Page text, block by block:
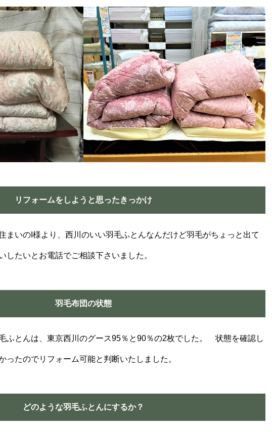
リフォームをしようと思ったきっかけ
まいのI様より、西川のいい羽毛ふとんなんだけど羽毛がちょっと出て
したいとお電話でご相談下さいました。
羽毛布団の状態
ふとんは、東京西川のグース95％と90％の2枚でした。 状態を確認し
ったのでリフォーム可能と判断いたしました。
どのような羽毛ふとんにするか？